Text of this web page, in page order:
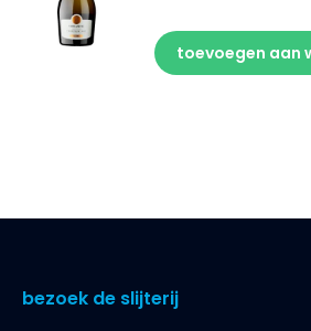
toevoegen aan
bezoek de slijterij